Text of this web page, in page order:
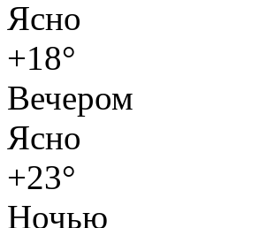
Ясно
+18°
Вечером
Ясно
+23°
Ночью